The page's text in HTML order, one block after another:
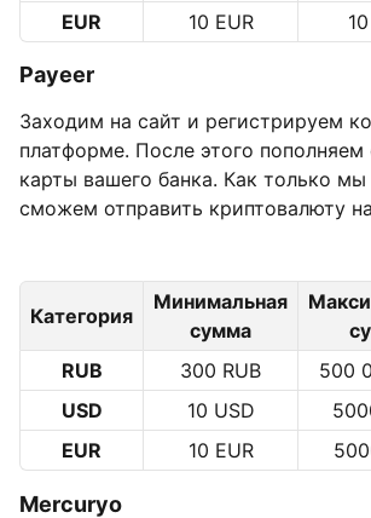
EUR
10 EUR
Payeer
Заходим на сайт и регистрируем
платформе. После этого
карты вашего банка. Как только мы
сможем отправить криптовалюту
Категория
Минимальная
сумма
RUB 300 RUB 500
USD
10 USD
EUR
10 EUR
Mercuryo